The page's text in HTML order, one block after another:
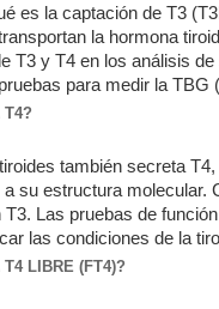
es la captación de T3
la hormona
T3 y T4 en los análisis
para medir la TBG
T4?
también secreta
su estructura molecular.
T3. Las pruebas de
las condiciones de la
LIBRE (FT4)?